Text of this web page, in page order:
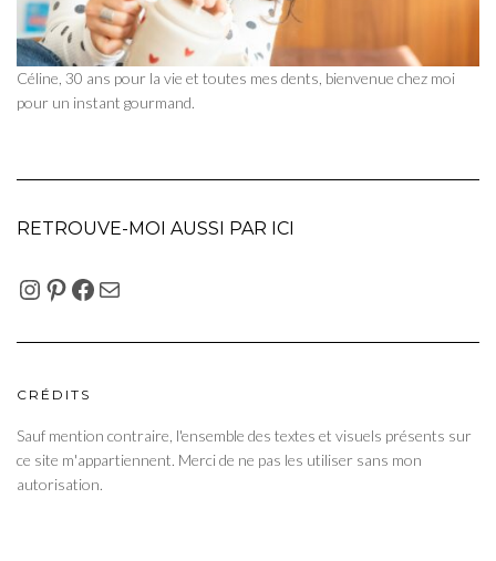
Céline, 30 ans pour la vie et toutes mes dents, bienvenue chez moi
pour un instant gourmand.
RETROUVE-MOI AUSSI PAR ICI
INSTAGRAM
PINTEREST
FACEBOOK
E-MAIL
CRÉDITS
Sauf mention contraire, l'ensemble des textes et visuels présents sur
ce site m'appartiennent. Merci de ne pas les utiliser sans mon
autorisation.